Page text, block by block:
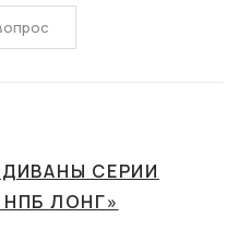
СЕРИИ
ЛОНГ»